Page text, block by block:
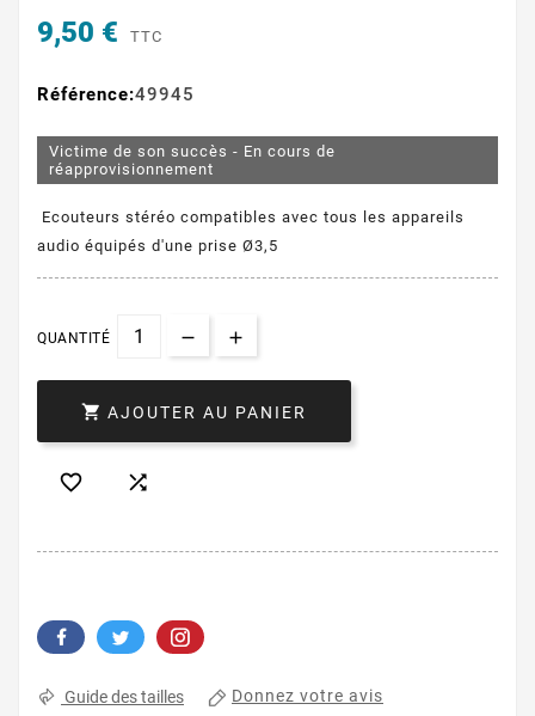
9,50 € TTC
Référence:49945
Victime de son succès - En cours de
réapprovisionnement
Ecouteurs stéréo compatibles avec tous les appareils
audio équipés d'une prise Ø3,5
QUANTITÉ
 AJOUTER AU PANIER
 
Guide des tailles Donnez votre avis